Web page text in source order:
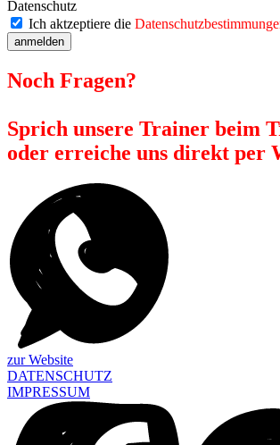
Datenschutz
Ich aktzeptiere die
anmelden
Noch Fragen?
Sprich unsere Trainer beim
oder erreiche uns direkt per
zur Website
DATENSCHUTZ
IMPRESSUM